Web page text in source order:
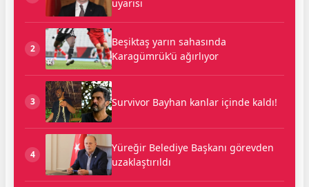
uyarısı
2
Beşiktaş yarın sahasında
Karagümrük’ü ağırlıyor
3 Survivor Bayhan kanlar içinde kaldı!
4
Yüreğir Belediye Başkanı görevden
uzaklaştırıldı